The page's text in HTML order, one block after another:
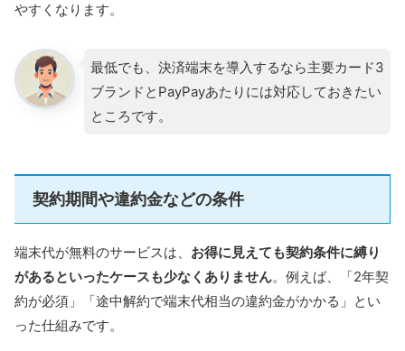
やすくなります。
最低でも、決済端末を導入するなら主要カード3
ブランドとPayPayあたりには対応しておきたい
ところです。
契約期間や違約金などの条件
端末代が無料のサービスは、 お得に見えても契約条件に縛り
があるといったケースも少なくありません。例えば、「2年契
約が必須」「途中解約で端末代相当の違約金がかかる」とい
った仕組みです。